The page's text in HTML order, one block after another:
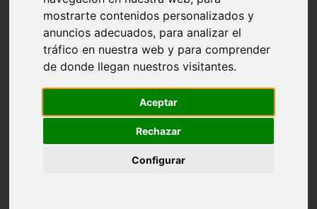
mostrarte contenidos personalizados y
anuncios adecuados, para analizar el
tráfico en nuestra web y para comprender
de donde llegan nuestros visitantes.
Aceptar
Rechazar
Configurar
comportamiento
reptiles
abandono
adopci n
higiene
acuario